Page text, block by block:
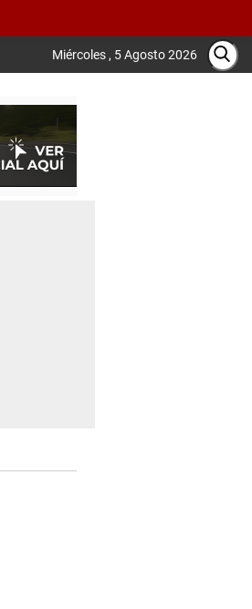
Miércoles , 5 Agosto 2026